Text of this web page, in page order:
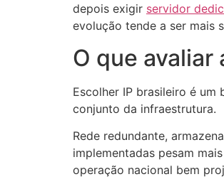
depois exigir servidor
evolução tende a ser mais
O que avaliar
Escolher IP brasileiro é
conjunto da infraestrutura.
Rede redundante,
implementadas pesam
operação nacional bem